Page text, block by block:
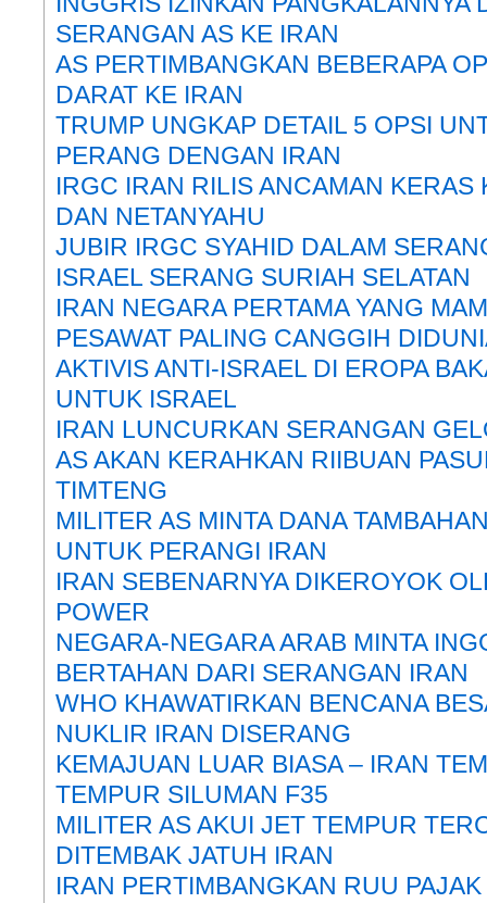
SERANGAN AS KE IRAN
AS PERTIMBANGKAN BEBERAPA
DARAT KE IRAN
TRUMP UNGKAP DETAIL 5 OPSI
PERANG DENGAN IRAN
IRGC IRAN RILIS ANCAMAN KERAS
DAN NETANYAHU
JUBIR IRGC SYAHID DALAM
ISRAEL SERANG SURIAH SELATAN
IRAN NEGARA PERTAMA YANG
PESAWAT PALING CANGGIH
AKTIVIS ANTI-ISRAEL DI EROPA
UNTUK ISRAEL
IRAN LUNCURKAN SERANGAN
AS AKAN KERAHKAN RIIBUAN
TIMTENG
MILITER AS MINTA DANA
UNTUK PERANGI IRAN
IRAN SEBENARNYA DIKEROYOK
POWER
NEGARA-NEGARA ARAB MINTA
BERTAHAN DARI SERANGAN IRAN
WHO KHAWATIRKAN BENCANA
NUKLIR IRAN DISERANG
KEMAJUAN LUAR BIASA – IRAN
TEMPUR SILUMAN F35
MILITER AS AKUI JET TEMPUR
DITEMBAK JATUH IRAN
IRAN PERTIMBANGKAN RUU PAJAK